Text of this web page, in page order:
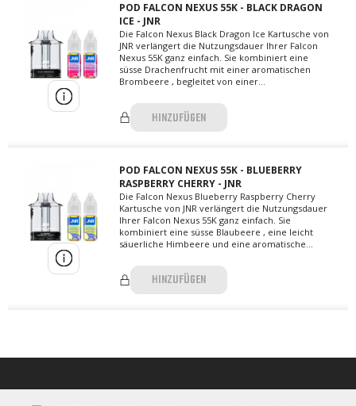
POD FALCON NEXUS 55K - BLACK DRAGON
ICE - JNR
Die Falcon Nexus Black Dragon Ice Kartusche von
JNR verlängert die Nutzungsdauer Ihrer Falcon
Nexus 55K ganz einfach. Sie kombiniert eine
süsse Drachenfrucht mit einer aromatischen
Brombeere , begleitet von einer...
HINZUFÜGEN
POD FALCON NEXUS 55K - BLUEBERRY
RASPBERRY CHERRY - JNR
Die Falcon Nexus Blueberry Raspberry Cherry
Kartusche von JNR verlängert die Nutzungsdauer
Ihrer Falcon Nexus 55K ganz einfach. Sie
kombiniert eine süsse Blaubeere , eine leicht
säuerliche Himbeere und eine aromatische...
HINZUFÜGEN